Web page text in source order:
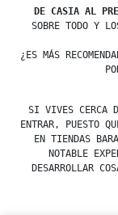
DE CASIA AL
SOBRE TODO Y
¿ES MÁS
SI VIVES CERCA
ENTRAR, PUESTO
EN TIENDAS
NOTABLE
DESARROLLAR